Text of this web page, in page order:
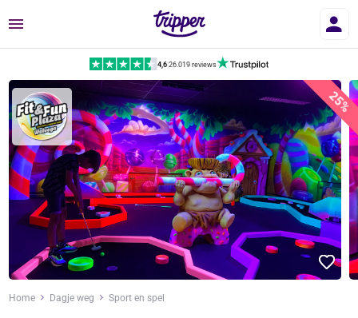
Menu
4,6|26.019 reviews
25%
Home Dagje weg Sport en spel